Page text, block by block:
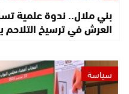
بني ملال.. ندوة علمية
العرش في ترسيخ
سياسة